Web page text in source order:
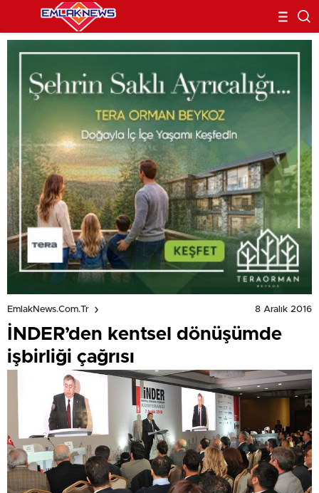
EmlakNews.com.tr 8 Aralık 2016
İNDER’den kentsel dönüşümde
işbirliği çağrısı